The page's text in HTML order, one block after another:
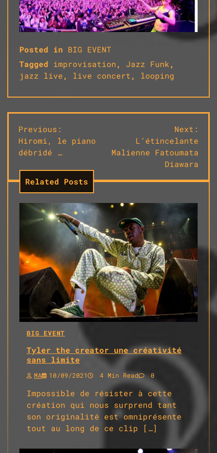
Posted in BIG EVENT
Tagged improvisation, Jazz Funk ,
jazz live, live concert , looping
Navigation
de
l’article
Previous:
Hiromi, le piano
débridé …
Next:
L’étincelante
Malienne Fatoumata
Diawara
Related Posts
BIG EVENT
Tyler the creator une créativité
sans limite
MA 10/09/2021 4 Min Read 0
Impossible de résister à cette
création qui nous surprend tant
son originalité est omniprésente
tout au long de ce clip […]